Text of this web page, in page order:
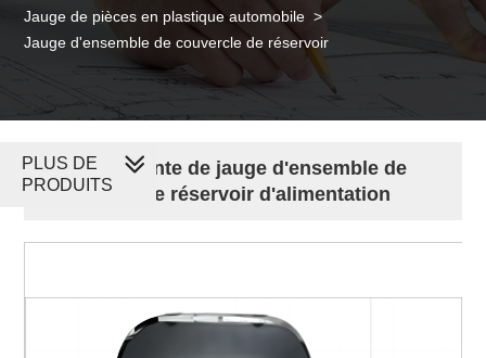
Jauge de pièces en plastique automobile >
Jauge d'ensemble de couvercle de réservoir
Devis de vente de jauge d'ensemble de
couvercle de réservoir d'alimentation
PLUS DE
PRODUITS